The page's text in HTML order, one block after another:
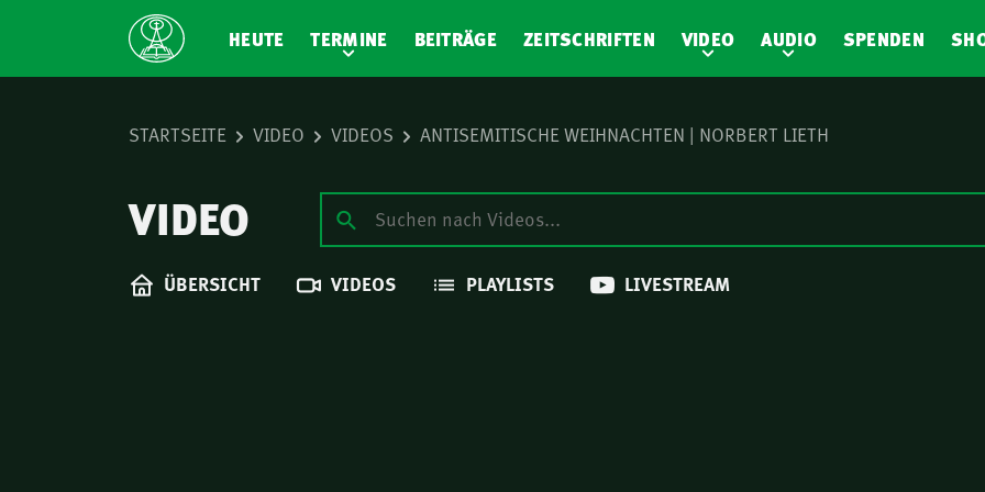
HEUTE TERMINE BEITRÄGE ZEITSCHRIFTEN VIDEO AUDIO SPENDEN
STARTSEITE VIDEO VIDEOS ANTISEMITISCHE WEIHNACHTEN | NORBERT LIETH
VIDEO
ÜBERSICHT VIDEOS PLAYLISTS LIVESTREAM